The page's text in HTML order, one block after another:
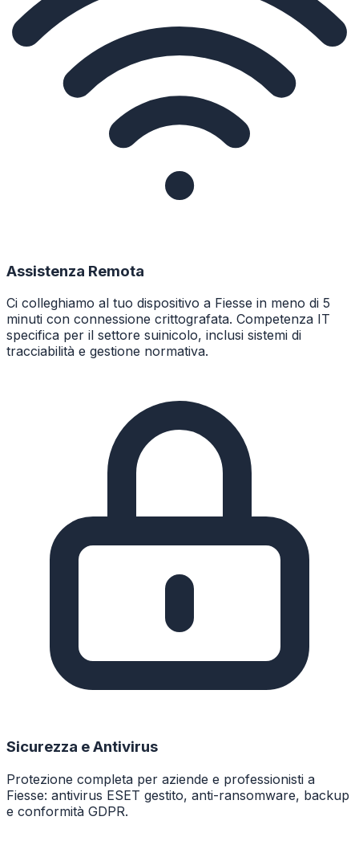
Assistenza Remota
Ci colleghiamo al tuo dispositivo a Fiesse in meno di 5
minuti con connessione crittografata. Competenza IT
specifica per il settore suinicolo, inclusi sistemi di
tracciabilità e gestione normativa.
Sicurezza e Antivirus
Protezione completa per aziende e professionisti a
Fiesse: antivirus ESET gestito, anti-ransomware, backup
e conformità GDPR.